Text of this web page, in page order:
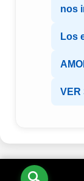
nos
Los
VER